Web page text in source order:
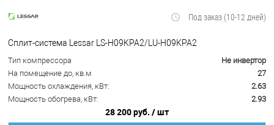
Под заказ (10-12 дней)
Сплит-система Lessar LS-H09KPA2/LU-H09KPA2
Тип компрессора
Не инвертор
На помещение до, кв.м
27
Мощность охлаждения, кВт:
2.63
Мощность обогрева, кВт:
2.93
28 200 руб. / шт